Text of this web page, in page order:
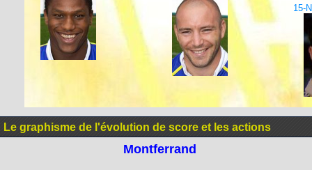
15-
Le graphisme de l'évolution de score et les actions
Montferrand